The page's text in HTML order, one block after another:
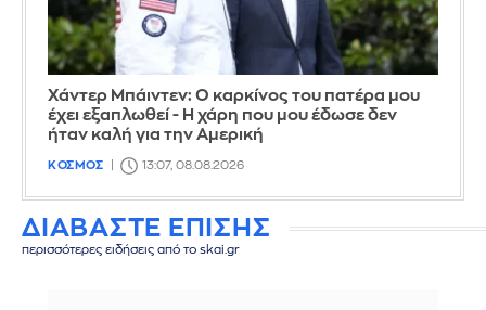
Χάντερ Μπάιντεν: Ο καρκίνος του πατέρα μου
έχει εξαπλωθεί - Η χάρη που μου έδωσε δεν
ήταν καλή για την Αμερική
ΚΟΣΜΟΣ 13:07, 08.08.2026
ΔΙΑΒΑΣΤΕ ΕΠΙΣΗΣ
περισσότερες ειδήσεις από το skai.gr